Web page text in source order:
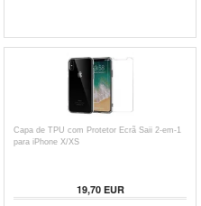
Capa de TPU com Protetor Ecrã Saii 2-em-1
para iPhone X/XS
19,70EUR